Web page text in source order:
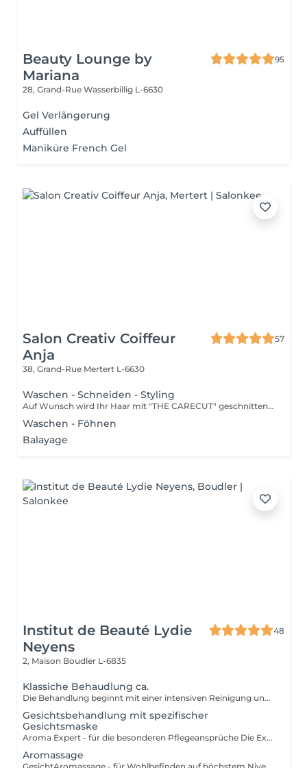
Beauty Lounge by
Mariana
95
28, Grand-Rue Wasserbillig L-6630
Gel Verlãngerung
Auffüllen
Maniküre French Gel
Salon Creativ Coiffeur
Anja
57
38, Grand-Rue Mertert L-6630
Waschen - Schneiden - Styling
Auf Wunsch wird Ihr Haar mit "THE CARECUT" geschnitten, Aufpreis: +10€ Informationsvideo "THE CARECUT" oben Video anklicken
Waschen - Föhnen
Balayage
Institut de Beauté Lydie
Neyens
48
2, Maison Boudler L-6835
Klassiche Behaudlung ca.
Die Behandlung beginnt mit einer intensiven Reinigung und einem Gesichtswasser das Ihre Haut neutralisiert und beruhigt. Make-Up und Umwelteinflüsse werden sanft entfernt. Bei der anschließenden Behandlung werden ausschließlich auf die Bedürfnisse Ihrer Haut abgestimmte Produkte verwendet. Mit einem Peeling werden die oberste Zelllagen der Haut abgetragen und die Poren werden geöffnet. Unreinheiten der Haut werden professionell und sanft entfernt. Nach der Tiefenausreinigung freut sich die Haut auf eine entspannende Massage bei der Sie die Augen schließen dürfen und einfach nur genießen können. Eine wirkstoffreiche Maske rundet alles ab. Mit einer Pflegenden Creme wird die Behandlung abgeschlossen und Sie können entspannt in Ihren weiteren Tag starten. Diese Behandlung ist für alle Hauttypen geeignet.
Gesichtsbehandlung mit spezifischer
Gesichtsmaske
Aroma Expert - für die besonderen Pflegeansprüche Die Expert-Behandlungen sind die exklusivsten Decleor Behandlungen für höchste Pflegeansprüche. Neben den Ihrem Hauttyp entsprechenden Aromessencen und Baumes werden die konzentrierten Spezialmasken, die kurz vor dem Auftragen verrührt werden, in das Behandlungsritual integriert. - Maske Hydra Force für feuchtigkeitsarme Haut - Maske Aroma Lisse für sehr müde Haut - Maske Mate and Pure für Misch- und ölige Haut - Maske Harmonie Douceur Expert für empfindliche Haut Elemente der Aroma Expert Behandlung: Reinigungsritual (Reinigung, Intensivreinigung, mildes Peeling), Tiefenausreinigung und Massage für Gesicht, Hals und Dekolleté,Tagespflege. Diese Behandlung ist für alle Hauttypen geeignet.
Aromassage